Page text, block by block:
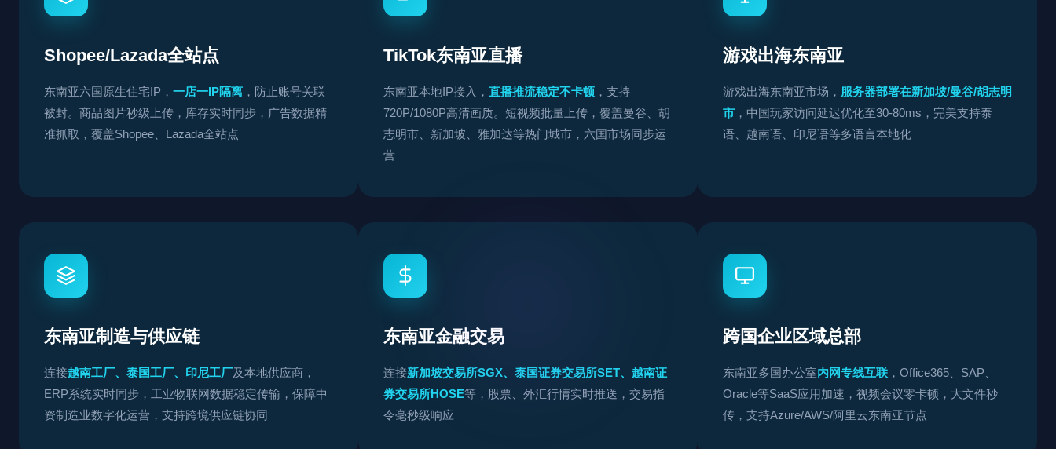
Shopee/Lazada全站点
东南亚六国原生住宅IP， 一店一IP隔离 ，防止账号关联
被封。商品图片秒级上传，库存实时同步，广告数据精
准抓取，覆盖Shopee、Lazada全站点
TikTok东南亚直播
东南亚本地IP接入， 直播推流稳定不卡顿 ，支持
720P/1080P高清画质。短视频批量上传，覆盖曼谷、胡
志明市、新加坡、雅加达等热门城市，六国市场同步运
营
游戏出海东南亚
游戏出海东南亚市场， 服务器部署在新加坡/曼谷/胡志明
市 ，中国玩家访问延迟优化至30-80ms，完美支持泰
语、越南语、印尼语等多语言本地化
东南亚制造与供应链
连接越南工厂、泰国工厂、印尼工厂及本地供应商，
ERP系统实时同步，工业物联网数据稳定传输，保障中
资制造业数字化运营，支持跨境供应链协同
东南亚金融交易
连接新加坡交易所SGX、泰国证券交易所SET、越南证
券交易所HOSE等，股票、外汇行情实时推送，交易指
令毫秒级响应
跨国企业区域总部
东南亚多国办公室内网专线互联 ，Office365、SAP、
Oracle等SaaS应用加速，视频会议零卡顿，大文件秒
传，支持Azure/AWS/阿里云东南亚节点